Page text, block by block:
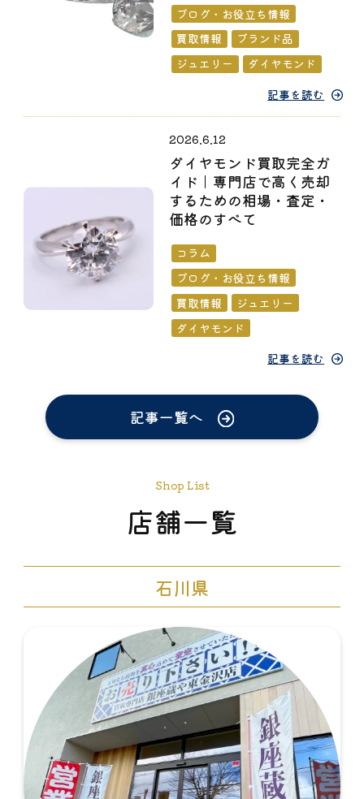
ブログ・お役立ち情報
買取情報
ブランド品
ジュエリー
ダイヤモンド
記事を読む
2026.6.12
ダイヤモンド買取完全ガ
イド｜専門店で高く売却
するための相場・査定・
価格のすべて
コラム
ブログ・お役立ち情報
買取情報
ジュエリー
ダイヤモンド
記事を読む
記事一覧へ
Shop List
店舗一覧
石川県